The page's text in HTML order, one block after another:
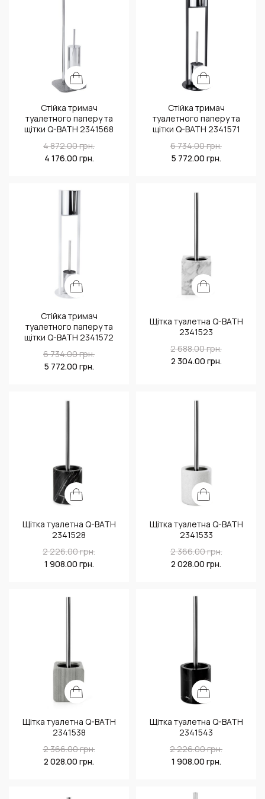
Стійка тримач
туалетного паперу та
щітки Q-BATH 2341568
4 872.00грн.
4 176.00 грн.
Стійка тримач
туалетного паперу та
щітки Q-BATH 2341571
6 734.00грн.
5 772.00 грн.
Стійка тримач
туалетного паперу та
щітки Q-BATH 2341572
6 734.00грн.
5 772.00 грн.
Щітка туалетна Q-BATH
2341523
2 688.00грн.
2 304.00 грн.
Щітка туалетна Q-BATH
2341528
2 226.00грн.
1 908.00 грн.
Щітка туалетна Q-BATH
2341533
2 366.00грн.
2 028.00 грн.
Щітка туалетна Q-BATH
2341538
2 366.00грн.
2 028.00 грн.
Щітка туалетна Q-BATH
2341543
2 226.00грн.
1 908.00 грн.